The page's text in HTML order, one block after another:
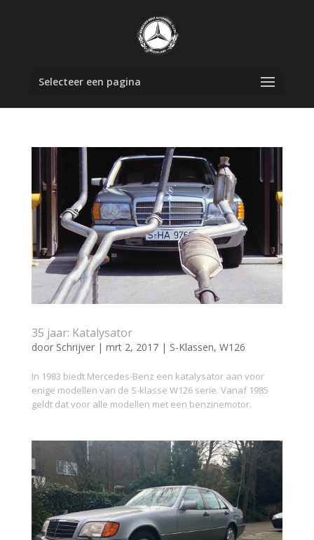
Selecteer een pagina
35 jaar: Katalysator
door Schrijver| mrt 2, 2017| S-Klassen, W126
In 1983 biedt Mercedes-Benz een katalysator aan voor
enige modellen van de S-klasse W126 serie. Vanaf 1985
geldt dat voor alle modellen met een benzinemotor.